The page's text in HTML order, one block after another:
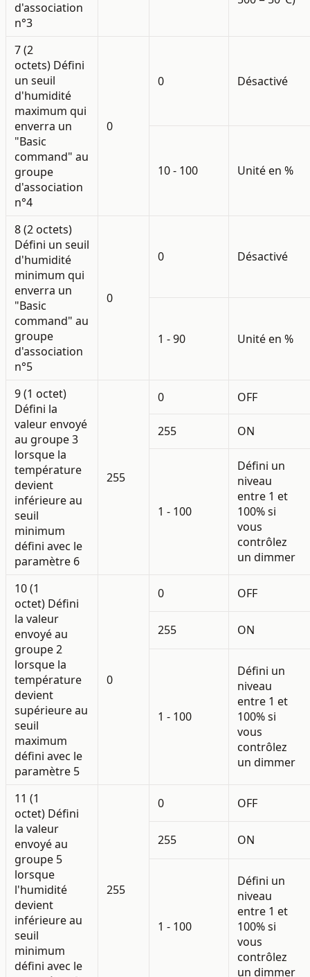
d'association
n°3
7 (2
octets) Défini
un seuil
d'humidité
maximum qui
enverra un
"Basic
command" au
groupe
d'association
n°4
0
0 Désactivé
10 - 100 Unité en %
8 (2 octets)
Défini un seuil
d'humidité
minimum qui
enverra un
"Basic
command" au
groupe
d'association
n°5
0
0 Désactivé
1 - 90 Unité en %
9 (1 octet)
Défini la
valeur envoyé
au groupe 3
lorsque la
température
devient
inférieure au
seuil
minimum
défini avec le
paramètre 6
255
0 OFF
255 ON
1 - 100
Défini un
niveau
entre 1 et
100% si
vous
contrôlez
un dimmer
10 (1
octet) Défini
la valeur
envoyé au
groupe 2
lorsque la
température
devient
supérieure au
seuil
maximum
défini avec le
paramètre 5
0
0 OFF
255 ON
1 - 100
Défini un
niveau
entre 1 et
100% si
vous
contrôlez
un dimmer
11 (1
octet) Défini
la valeur
envoyé au
groupe 5
lorsque
l'humidité
devient
inférieure au
seuil
minimum
défini avec le
255
0 OFF
255 ON
1 - 100
Défini un
niveau
entre 1 et
100% si
vous
contrôlez
un dimmer